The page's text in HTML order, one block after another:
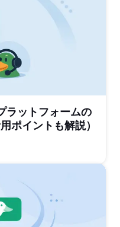
ラットフォームの
ポイントも解説）